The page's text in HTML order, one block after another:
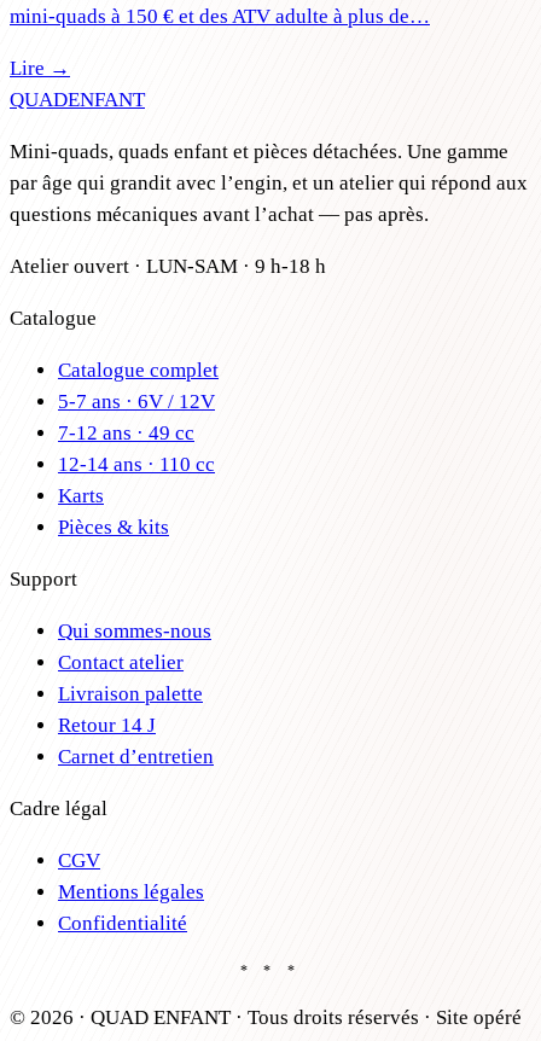
mini-quads à 150 € et des ATV adulte à plus de…
Lire →
QUADENFANT
Mini-quads, quads enfant et pièces détachées. Une gamme
par âge qui grandit avec l’engin, et un atelier qui répond aux
questions mécaniques avant l’achat — pas après.
Atelier ouvert · LUN-SAM · 9 h-18 h
Catalogue
Catalogue complet
5-7 ans · 6V / 12V
7-12 ans · 49 cc
12-14 ans · 110 cc
Karts
Pièces & kits
Support
Qui sommes-nous
Contact atelier
Livraison palette
Retour 14 J
Carnet d’entretien
Cadre légal
CGV
Mentions légales
Confidentialité
* * *
© 2026 · QUAD ENFANT · Tous droits réservés · Site opéré